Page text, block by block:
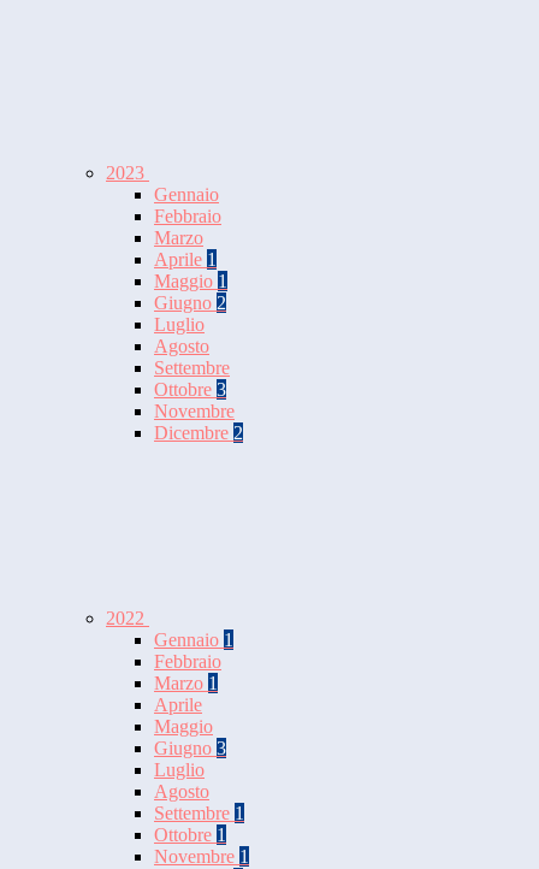
2023
Gennaio
Febbraio
Marzo
Aprile 1
Maggio 1
Giugno 2
Luglio
Agosto
Settembre
Ottobre 3
Novembre
Dicembre 2
2022
Gennaio 1
Febbraio
Marzo 1
Aprile
Maggio
Giugno 3
Luglio
Agosto
Settembre 1
Ottobre 1
Novembre 1